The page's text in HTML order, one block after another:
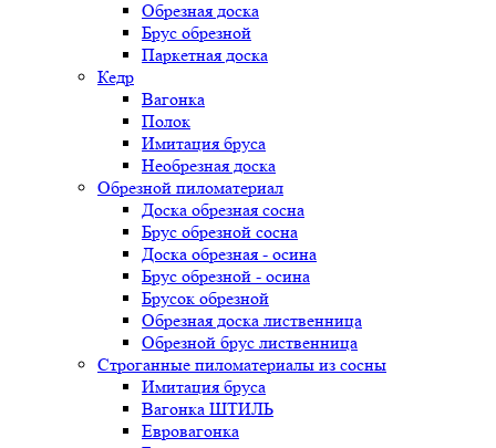
Обрезная доска
Брус обрезной
Паркетная доска
Кедр
Вагонка
Полок
Имитация бруса
Необрезная доска
Обрезной пиломатериал
Доска обрезная сосна
Брус обрезной сосна
Доска обрезная - осина
Брус обрезной - осина
Брусок обрезной
Обрезная доска лиственница
Обрезной брус лиственница
Строганные пиломатериалы из сосны
Имитация бруса
Вагонка ШТИЛЬ
Евровагонка